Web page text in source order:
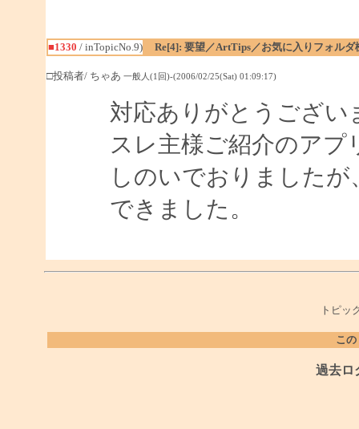
■1330 / inTopicNo.9) Re[4]: 要望／ArtTips／お気に入りフォルダ
□投稿者/ ちゃあ 一般人(1回)-(2006/02/25(Sat) 01:09:17)
対応ありがとうござい
スレ主様ご紹介のア
しのいでおりました
できました。
トピッ
こ
過去ロ